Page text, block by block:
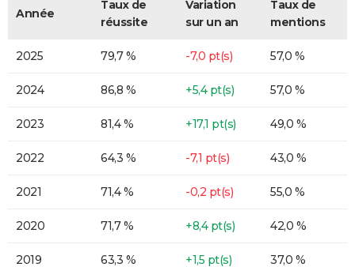
Année
Taux de
réussite
Variation
sur un an
Taux de
mentions
2025 79,7 % -7,0 pt(s) 57,0 %
2024 86,8 % +5,4 pt(s) 57,0 %
2023 81,4 % +17,1 pt(s) 49,0 %
2022 64,3 % -7,1 pt(s) 43,0 %
2021 71,4 % -0,2 pt(s) 55,0 %
2020 71,7 % +8,4 pt(s) 42,0 %
2019 63,3 % +1,5 pt(s) 37,0 %